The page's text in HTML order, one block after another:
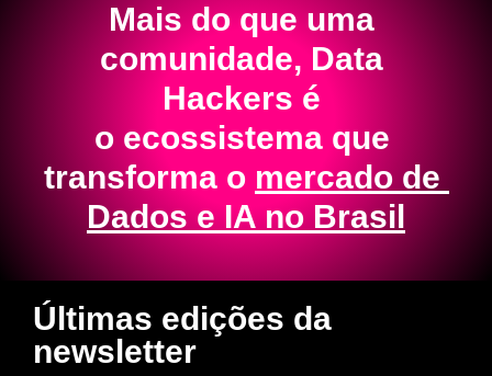
Mais do que uma
comunidade, Data
Hackers é
o ecossistema que
transforma o mercado de
Dados e IA no Brasil
Últimas edições da
newsletter